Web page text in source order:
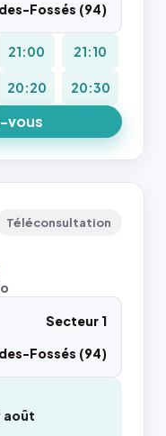
Fossés (94)
21:00
21:10
20:20 20:30
vous
Téléconsultation
Secteur 1
Fossés (94)
août